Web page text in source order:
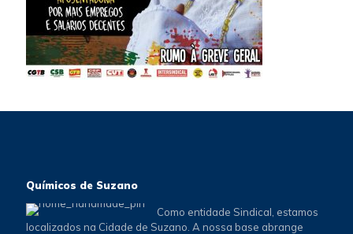
Químicos de Suzano
Como entidade Sindical, estamos
localizados na Cidade de Suzano. A nossa base abrange